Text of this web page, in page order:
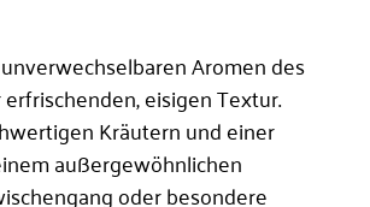
Aromen des
eisigen Textur.
Kräutern und einer
außergewöhnlichen
oder besondere